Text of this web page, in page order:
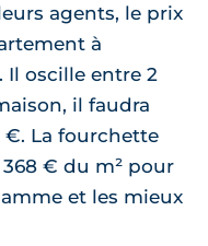
agents, le prix
à
Il oscille entre 2
il faudra
€. La fourchette
€ du m² pour
et les mieux